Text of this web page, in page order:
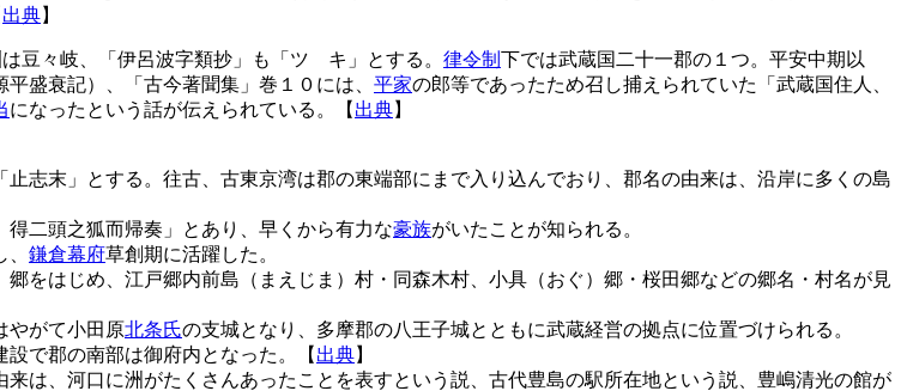
出典】
は豆々岐、「伊呂波字類抄」も「ツゝキ」とする。 律令制 下では武蔵国二十一郡の１つ。平安中期以
盛衰記）、「古今著聞集」巻１０には、 平家の郎等であったため召し捕えられていた「武蔵国住人、
になったという話が伝えられている。【 出典】
止志末」とする。往古、古東京湾は郡の東端部にまで入り込んでおり、郡名の由来は、沿岸に多くの島
得二頭之狐而帰奏」とあり、早くから有力な豪族がいたことが知られる。
鎌倉幕府草創期に活躍した。
郷をはじめ、江戸郷内前島（まえじま）村・同森木村、小具（おぐ）郷・桜田郷などの郷名・村名が見
やがて小田原北条氏の支城となり、多摩郡の八王子城とともに武蔵経営の拠点に位置づけられる。
設で郡の南部は御府内となった。【 出典】
来は、河口に洲がたくさんあったことを表すという説、古代豊島の駅所在地という説、豊嶋清光の館が